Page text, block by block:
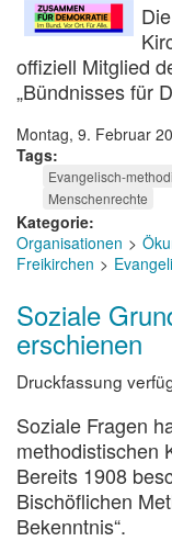
offiziell Mitglied
„Bündnisses für
Montag, 9. Februar
Tags
Evangelisch-
Menschenrechte
Kategorie
Organisationen
Freikirchen
Soziale
erschienen
Druckfassung
Soziale Fragen
methodistischen
Bereits 1908
Bischöflichen
Bekenntnis“.